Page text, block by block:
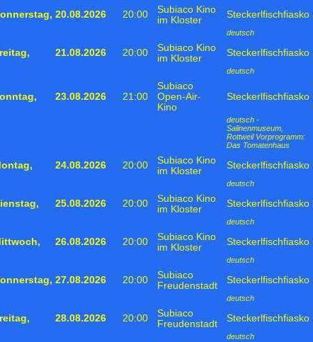
20.08.2026 20:00
Subiaco Kino
im Kloster
Steckerlfischfiasko
deutsch
21.08.2026 20:00
Subiaco Kino
im Kloster
Steckerlfischfiasko
deutsch
23.08.2026 21:00
Subiaco
Open-Air-
Kino
Steckerlfischfiasko
deutsch -
Salinenmuseum,
Rottweil Vorprogramm:
Das Tomatenhaus
24.08.2026 20:00
Subiaco Kino
im Kloster
Steckerlfischfiasko
deutsch
25.08.2026 20:00
Subiaco Kino
im Kloster
Steckerlfischfiasko
deutsch
26.08.2026 20:00
Subiaco Kino
im Kloster
Steckerlfischfiasko
deutsch
27.08.2026 20:00
Subiaco
Freudenstadt
Steckerlfischfiasko
deutsch
28.08.2026 20:00
Subiaco
Freudenstadt
Steckerlfischfiasko
deutsch